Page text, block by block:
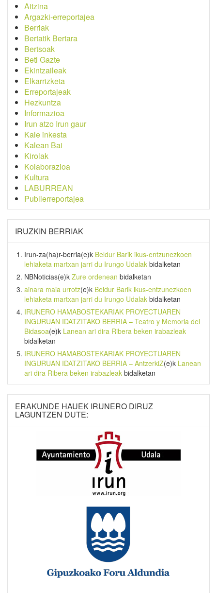
Aitzina
Argazki-erreportajea
Berriak
Bertatik Bertara
Bertsoak
Beti Gazte
Ekintzaileak
Elkarrizketa
Erreportajeak
Hezkuntza
Informazioa
Irun atzo Irun gaur
Kale inkesta
Kalean Bai
Kirolak
Kolaborazioa
Kultura
LABURREAN
Publierreportajea
IRUZKIN BERRIAK
Irun-za(ha)r-berria(e)k Beldur Barik ikus-entzunezkoen
lehiaketa martxan jarri du Irungo Udalak bidalketan
NBNoticias(e)k Zure ordenean bidalketan
ainara maia urrotz(e)k Beldur Barik ikus-entzunezkoen
lehiaketa martxan jarri du Irungo Udalak bidalketan
IRUNERO HAMABOSTEKARIAK PROYECTUAREN
INGURUAN IDATZITAKO BERRIA – Teatro y Memoria del
Bidasoa(e)k Lanean ari dira Ribera beken irabazleak
bidalketan
IRUNERO HAMABOSTEKARIAK PROYECTUAREN
INGURUAN IDATZITAKO BERRIA – AntzerkiZ(e)k Lanean
ari dira Ribera beken irabazleak bidalketan
ERAKUNDE HAUEK IRUNERO DIRUZ
LAGUNTZEN DUTE: